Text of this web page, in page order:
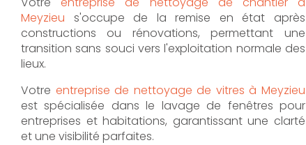
Meyzieu s'occupe de la remise en état après
constructions ou rénovations, permettant une
transition sans souci vers l'exploitation normale des
lieux.
Votre entreprise de nettoyage de vitres à Meyzieu
est spécialisée dans le lavage de fenêtres pour
entreprises et habitations, garantissant une clarté
et une visibilité parfaites.